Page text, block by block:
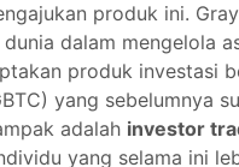
produk ini.
dalam mengelola
produk investasi
yang sebelumnya
adalah investor
yang selama ini